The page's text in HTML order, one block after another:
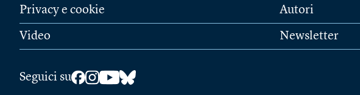
Privacy e cookie
Video
Autori
Newsletter
Seguici su